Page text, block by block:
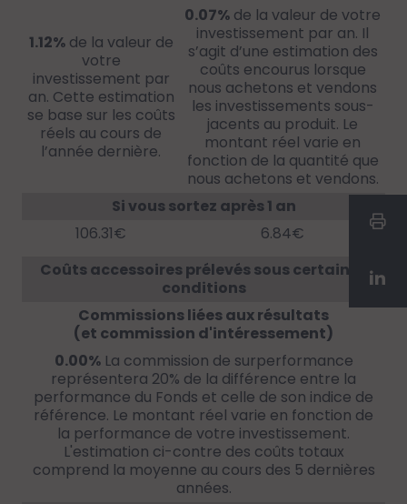
1.12%de la valeur de
votre
investissement par
an. Cette estimation
se base sur les coûts
réels au cours de
l’année dernière.
0.07% de la valeur de votre
investissement par an. Il
s’agit d’une estimation des
coûts encourus lorsque
nous achetons et vendons
les investissements sous-
jacents au produit. Le
montant réel varie en
fonction de la quantité que
nous achetons et vendons.
Si vous sortez après 1 an
106.31€
6.84€
Coûts accessoires prélevés sous certaines
conditions
Commissions liées aux résultats
(et commission d'intéressement)
0.00%La commission de surperformance
représentera 20% de la différence entre la
performance du Fonds et celle de son indice de
référence. Le montant réel varie en fonction de
la performance de votre investissement.
L'estimation ci-contre des coûts totaux
comprend la moyenne au cours des 5 dernières
années.